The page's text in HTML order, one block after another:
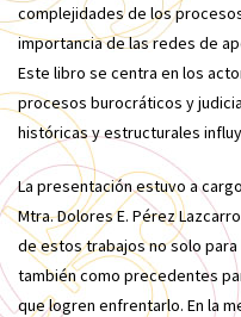
complejidades de los
importancia de las redes de
Este libro se centra en los
procesos burocráticos y
históricas y estructurales
La presentación estuvo a
Mtra. Dolores E. Pérez
de estos trabajos no solo
también como precedentes
que logren enfrentarlo. En la